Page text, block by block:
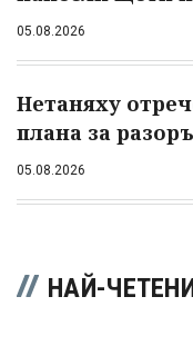
05.08.2026
Нетаняху
плана за
05.08.2026
НАЙ-